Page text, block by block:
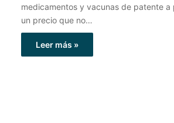
medicamentos y vacunas de patente a
un precio que no…
Leer más »